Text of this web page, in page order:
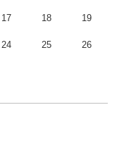
17 18 19
24 25 26